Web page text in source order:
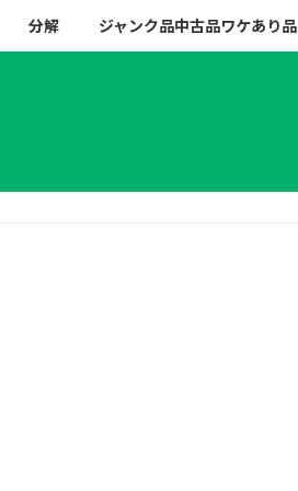
分解 ジャンク品中古品ワケあり品